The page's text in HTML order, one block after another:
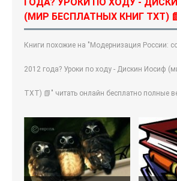
(МИР БЕСПЛАТНЫХ КНИГ TXT)
Книги похожие на "Модернизация России:
2012 года? Уроки по ходу - Дискин Иосиф
TXT) 📗" читать онлайн бесплатно полные